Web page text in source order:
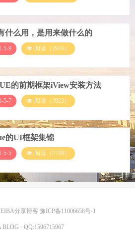
什么用，是用来做什么的
5-9 阅读（2944）
的前期框架iView安装方法
5-7 阅读（3923）
的UI框架集锦
5-5 阅读（2788）
分享博客 豫ICP备11006658号-1
BLOG · QQ:1596715967